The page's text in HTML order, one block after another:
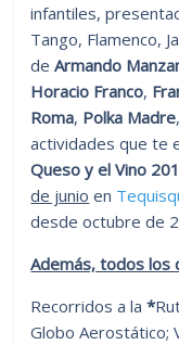
infantiles,
Tango, Flamenco,
deArmando
Horacio Franco,
Roma, Polka Madre
actividades que te
Queso y el Vino
de junio en
desde octubre de
Además, todos los
Recorridos a la*
Globo Aerostático;